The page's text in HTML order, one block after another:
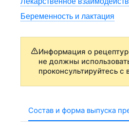
Беременность и лактация
Информация о
не должны
проконсультируйтесь с
Состав и форма выпуска